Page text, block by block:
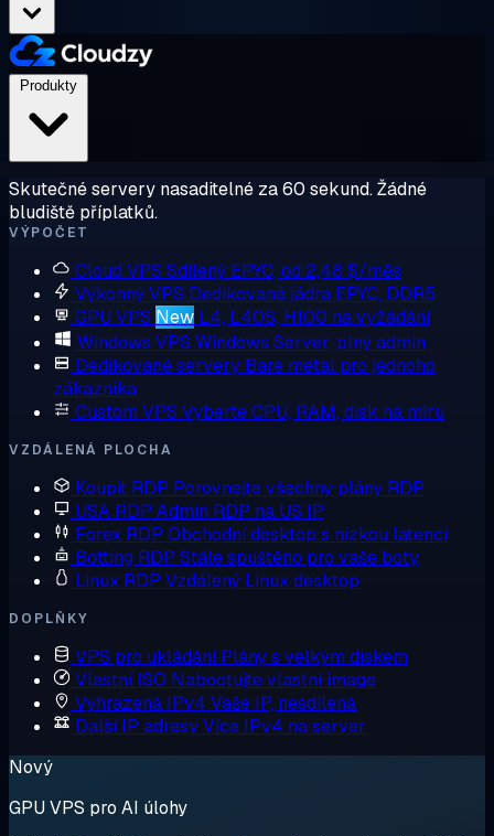
Skutečné servery nasaditelné za 60 sekund. Žádné
bludiště příplatků.
VÝPOČET
Cloud VPS Sdílený EPYC, od 2,48 $/měs
Výkonný VPS Dedikovaná jádra EPYC, DDR5
GPU VPS New L4, L40S, H100 na vyžádání
Windows VPS Windows Server, plný admin
Dedikované servery Bare metal pro jednoho
zákazníka
Custom VPS Vyberte CPU, RAM, disk na míru
VZDÁLENÁ PLOCHA
Koupit RDP Porovnejte všechny plány RDP
USA RDP Admin RDP na US IP
Forex RDP Obchodní desktop s nízkou latencí
Botting RDP Stále spuštěno pro vaše boty
Linux RDP Vzdálený Linux desktop
DOPLŇKY
VPS pro ukládání Plány s velkým diskem
Vlastní ISO Nabootujte vlastní image
Vyhrazená IPv4 Vaše IP, nesdílená
Další IP adresyVíce IPv4 na server
Nový
GPU VPS pro AI úlohy